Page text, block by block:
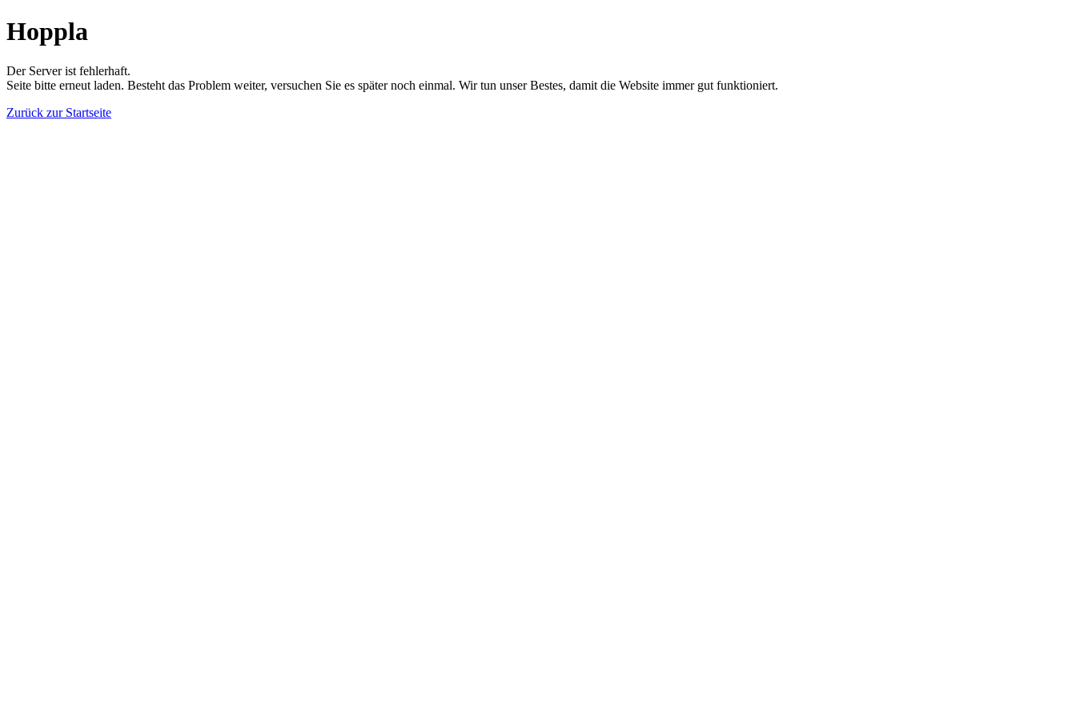
Hoppla
Der Server ist fehlerhaft.
Seite bitte erneut laden. Besteht das Problem weiter, versuchen Sie es später noch einmal. Wir tun unser Bestes, damit die Website immer gut funktioniert.
Zurück zur Startseite